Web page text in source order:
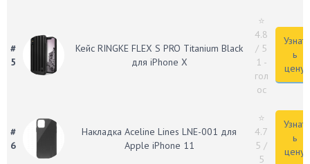
#
5
Кейс RINGKE FLEX S PRO Titanium Black
для iPhone X
⭐
4.8
/ 5
1 -
гол
ос
Узнат
ь
цену
#
6
Накладка Aceline Lines LNE-001 для
Apple iPhone 11
⭐
4.7
5 /
5
Узнат
ь
цену